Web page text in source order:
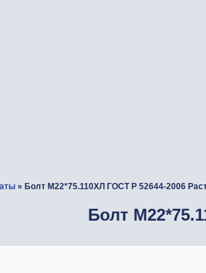
» Болт М22*75.110ХЛ ГОСТ Р 52644-2006
Болт